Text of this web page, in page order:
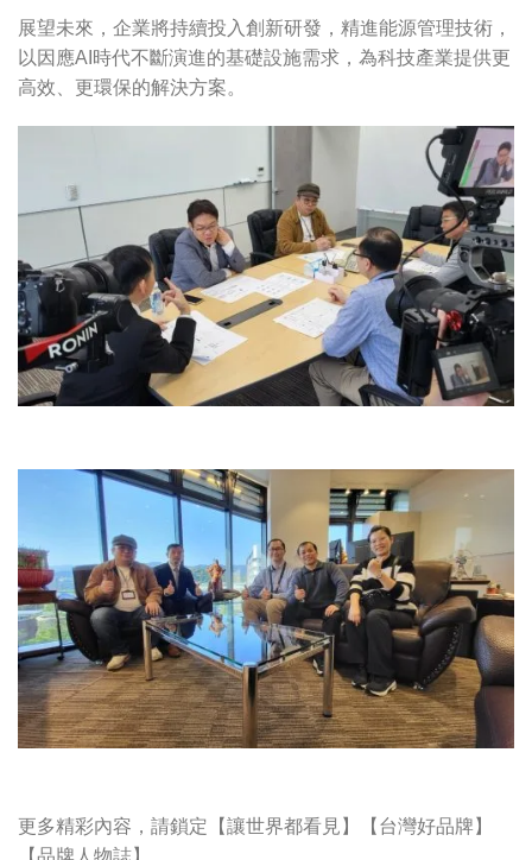
展望未來，企業將持續投入創新研發，精進能源管理技術，
以因應AI時代不斷演進的基礎設施需求，為科技產業提供更
高效、更環保的解決方案。
更多精彩內容，請鎖定【讓世界都看見】【台灣好品牌】